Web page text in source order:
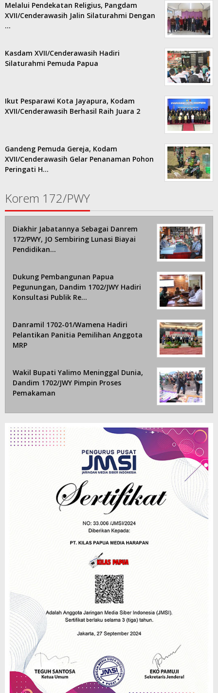
Melalui Pendekatan Religius, Pangdam
XVII/Cenderawasih Jalin Silaturahmi Dengan
…
Kasdam XVII/Cenderawasih Hadiri
Silaturahmi Pemuda Papua
Ikut Pesparawi Kota Jayapura, Kodam
XVII/Cenderawasih Berhasil Raih Juara 2
Gandeng Pemuda Gereja, Kodam
XVII/Cenderawasih Gelar Penanaman Pohon
Peringati H…
Korem 172/PWY
Diakhir Jabatannya Sebagai Danrem
172/PWY, JO Sembiring Lunasi Biayai
Pendidikan…
Dukung Pembangunan Papua
Pegunungan, Dandim 1702/JWY Hadiri
Konsultasi Publik Re…
Danramil 1702-01/Wamena Hadiri
Pelantikan Panitia Pemilihan Anggota
MRP
Wakil Bupati Yalimo Meninggal Dunia,
Dandim 1702/JWY Pimpin Proses
Pemakaman